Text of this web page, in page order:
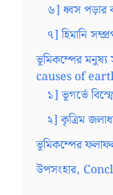
৬] ধ্বস পড়ার
৭] হিমানি
ভূমিকম্পের
causes of
১] ভূগর্ভে
২] কৃত্রিম
ভূমিকম্পের
উপসংহার,